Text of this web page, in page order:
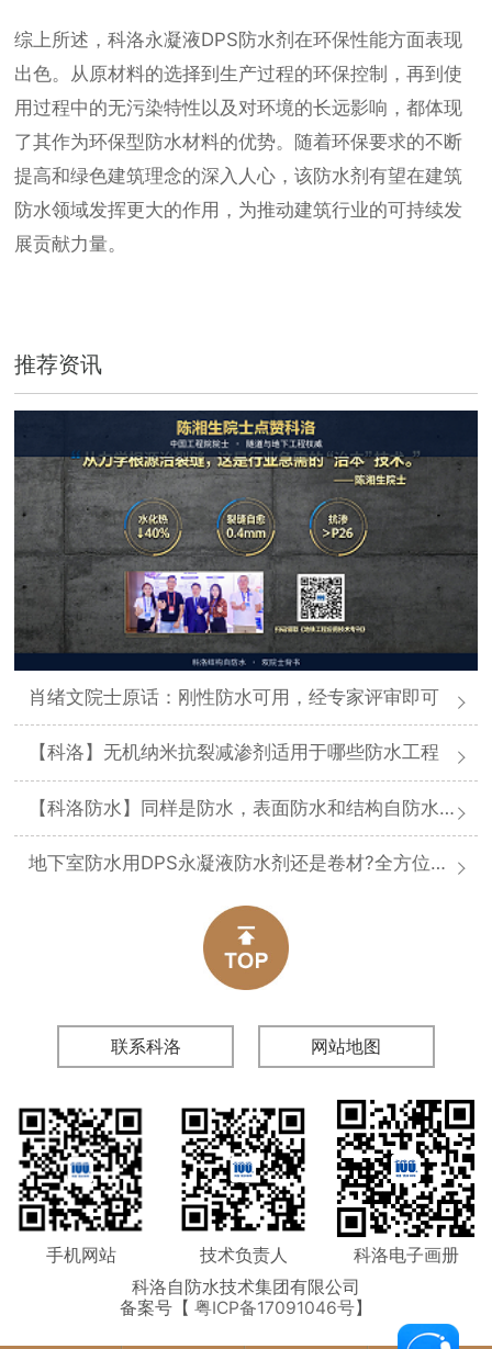
综上所述，科洛永凝液DPS防水剂在环保性能方面表现
出色。从原材料的选择到生产过程的环保控制，再到使
用过程中的无污染特性以及对环境的长远影响，都体现
了其作为环保型防水材料的优势。随着环保要求的不断
提高和绿色建筑理念的深入人心，该防水剂有望在建筑
防水领域发挥更大的作用，为推动建筑行业的可持续发
展贡献力量。
推荐资讯
肖绪文院士原话：刚性防水可用，经专家评审即可
【科洛】无机纳米抗裂减渗剂适用于哪些防水工程
【科洛防水】同样是防水，表面防水和结构自防水差在哪
地下室防水用DPS永凝液防水剂还是卷材?全方位对比分析
联系科洛 网站地图
手机网站 技术负责人
科洛电子画册
科洛自防水技术集团有限公司
备案号【 粤ICP备17091046号】